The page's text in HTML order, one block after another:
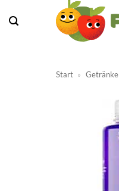
Inhalt
Start » Getränke